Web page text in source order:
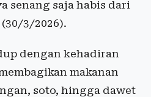
senang saja habis dari
3/2026).
dengan kehadiran
makanan
soto, hingga dawet